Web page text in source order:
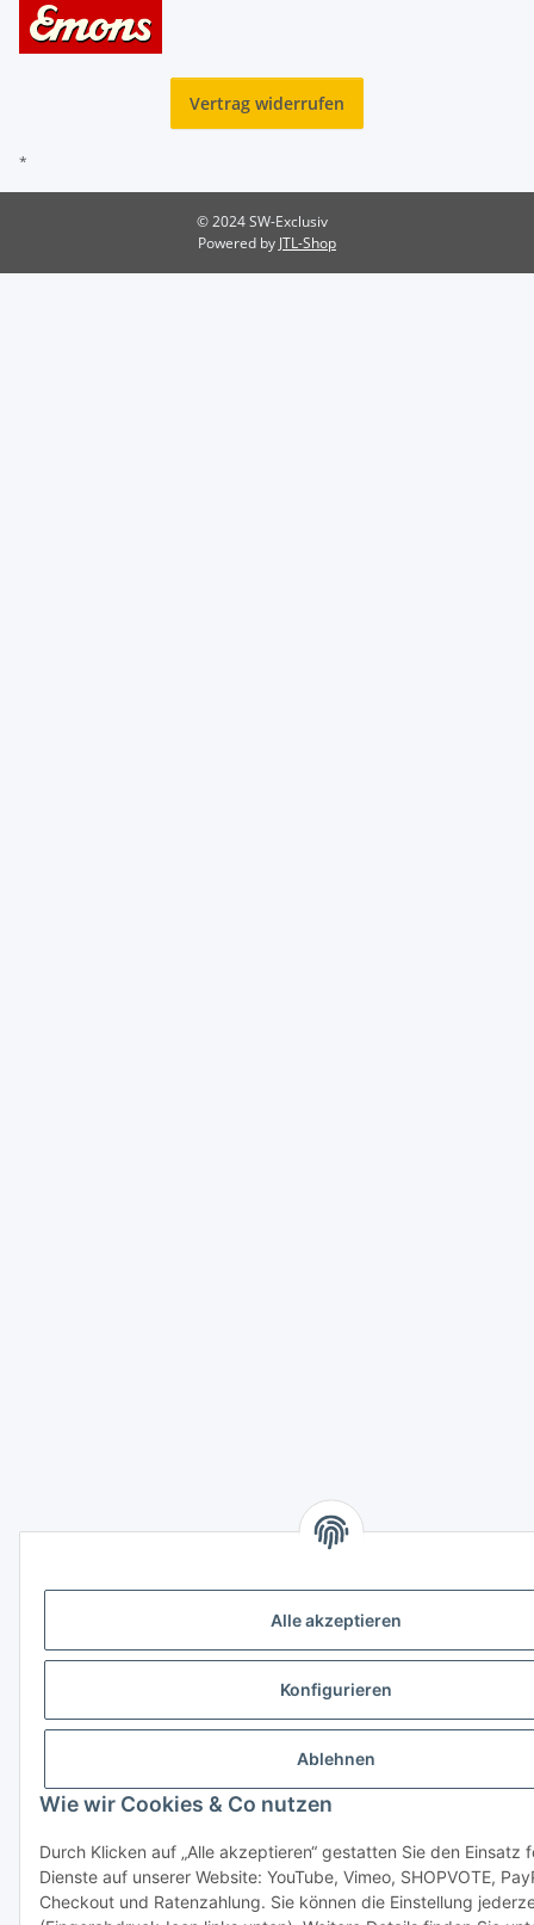
Alle akzeptieren
Konfigurieren
Ablehnen
Wie wir Cookies & Co nutzen
Durch Klicken auf „Alle akzeptieren“ gestatten Sie den Einsatz
Dienste auf unserer Website: YouTube, Vimeo, SHOPVOTE,
Checkout und Ratenzahlung. Sie können die Einstellung
Vertrag widerrufen
*
© 2024 SW-Exclusiv
Powered by JTL-Shop